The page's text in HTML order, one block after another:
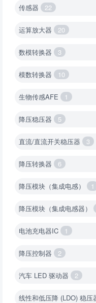
传感器 22
运算放大器 20
数模转换器 3
模数转换器 10
生物传感AFE 1
降压稳压器 5
直流/直流开关稳压器 3
降压转换器 6
降压模块（集成电感） 1
降压模块（集成电感器）
电池充电器IC 1
降压控制器 2
汽车 LED 驱动器 2
线性和低压降 (LDO) 稳压